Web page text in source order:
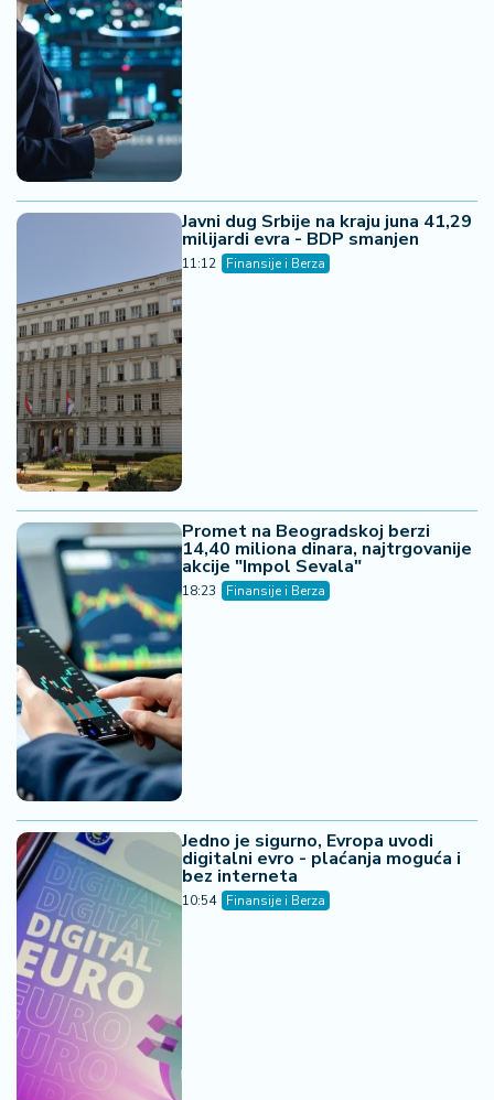
Javni dug Srbije na kraju juna 41,29
milijardi evra - BDP smanjen
11:12 Finansije i Berza
Promet na Beogradskoj berzi
14,40 miliona dinara, najtrgovanije
akcije "Impol Sevala"
18:23 Finansije i Berza
Jedno je sigurno, Evropa uvodi
digitalni evro - plaćanja moguća i
bez interneta
10:54 Finansije i Berza